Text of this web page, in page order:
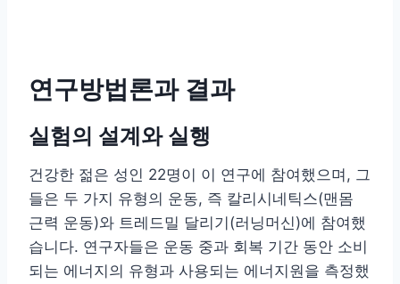
연구방법론과 결과
실험의 설계와 실행
건강한 젊은 성인 22명이 이 연구에 참여했으며, 그
들은 두 가지 유형의 운동, 즉 칼리시네틱스(맨몸
근력 운동)와 트레드밀 달리기(러닝머신)에 참여했
습니다. 연구자들은 운동 중과 회복 기간 동안 소비
되는 에너지의 유형과 사용되는 에너지원을 측정했